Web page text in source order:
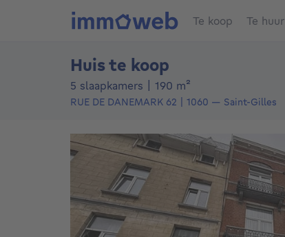
Te koop Te huur
Huis te koop
5 slaapkamers 190 m²
RUE DE DANEMARK 62 1060 — Saint-Gilles